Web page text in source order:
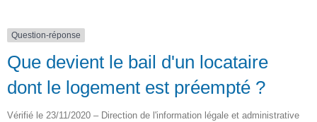
Question-réponse
Que devient le bail d'un locataire
dont le logement est préempté ?
Vérifié le 23/11/2020 – Direction de l'information légale et administrative